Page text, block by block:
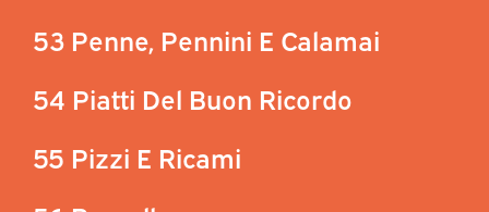
53 Penne, Pennini E Calamai
54 Piatti Del Buon Ricordo
55 Pizzi E Ricami